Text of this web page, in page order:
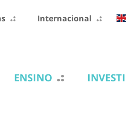
Internacional
ENSINO